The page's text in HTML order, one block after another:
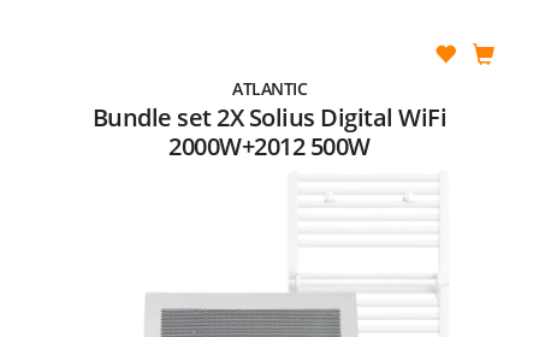
ATLANTIC
Bundle set 2X Solius Digital WiFi
2000W+2012 500W